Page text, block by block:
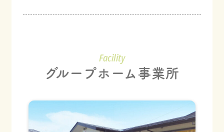
Facility
グループホーム事業所